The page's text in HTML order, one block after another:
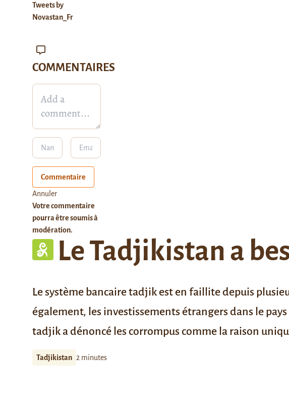
Le Tadjikistan a
Le système bancaire tadjik est en faillite depuis
également, les investissements étrangers dans le
tadjik a dénoncé les corrompus comme la raison
Tadjikistan 2 minutes
Tweets by
Novastan_Fr
COMMENTAIRES
Commentaire
Annuler
Votre commentaire
pourra être soumis à
modération.